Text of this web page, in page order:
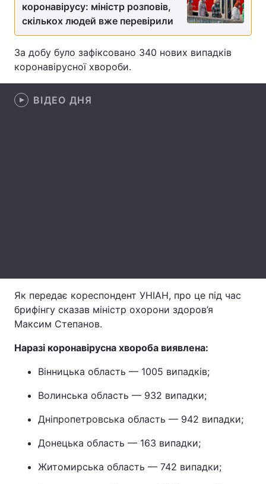
Техно і зв'язок Лайт
Зброя Інциденти
Здоров'я
Послуги
коронавірусу: міністр розповів,
скількох людей вже перевірили
За добу було зафіксовано 340 нових випадків
коронавірусної хвороби.
ВІДЕО ДНЯ
Як передає кореспондент УНІАН, про це під час
брифінгу сказав міністр охорони здоров’я
Максим Степанов.
Наразі коронавірусна хвороба виявлена:
Вінницька область — 1005 випадків;
Волинська область — 932 випадки;
Дніпропетровська область — 942 випадки;
Донецька область — 163 випадки;
Житомирська область — 742 випадки;